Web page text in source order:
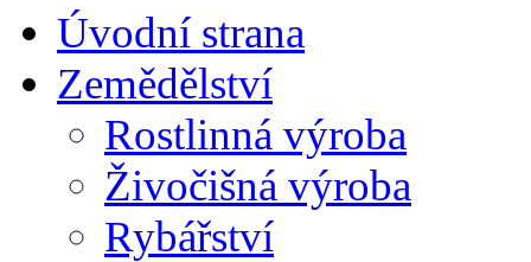
Úvodní strana
Zemědělství
Rostlinná výroba
Živočišná výroba
Rybářství